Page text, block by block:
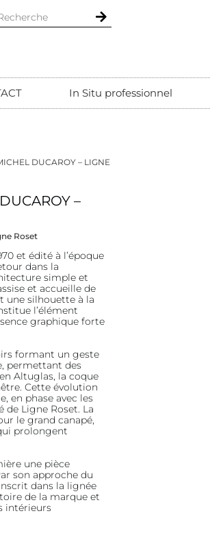
In Situ professionnel
DUCAROY – LIGNE
–
Roset
et édité à l’époque
dans la
simple et
et accueille de
une silhouette à la
l’élément
graphique forte
formant un geste
permettant des
Altuglas, la coque
Cette évolution
en phase avec les
de Ligne Roset. La
le grand canapé,
prolongent
une pièce
son approche du
dans la lignée
de la marque et
intérieurs